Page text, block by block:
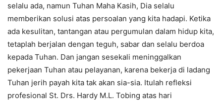
selalu ada, namun Tuhan Maha Kasih, Dia selalu
memberikan solusi atas persoalan yang kita hadapi. Ketika
ada kesulitan, tantangan atau pergumulan dalam hidup kita,
tetaplah berjalan dengan teguh, sabar dan selalu berdoa
kepada Tuhan. Dan jangan sesekali meninggalkan
pekerjaan Tuhan atau pelayanan, karena bekerja di ladang
Tuhan jerih payah kita tak akan sia-sia. Itulah refleksi
profesional St. Drs. Hardy M.L. Tobing atas hari